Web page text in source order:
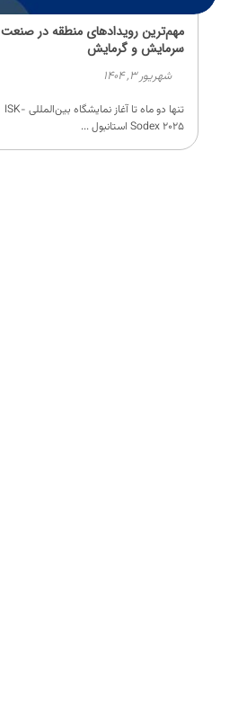
مهم‌ترین رویدادهای منطقه در صنعت
سرمایش و گرمایش
شهریور ۳, ۱۴۰۴
تنها دو ماه تا آغاز نمایشگاه بین‌المللی ISK-
Sodex ۲۰۲۵ استانبول ...